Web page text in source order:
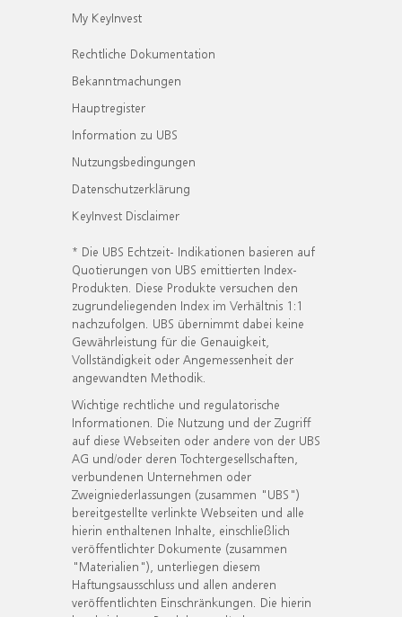
My KeyInvest
Rechtliche Dokumentation
Bekanntmachungen
Hauptregister
Information zu UBS
Nutzungsbedingungen
Datenschutzerklärung
KeyInvest Disclaimer
* Die UBS Echtzeit- Indikationen basieren auf
Quotierungen von UBS emittierten Index-
Produkten. Diese Produkte versuchen den
zugrundeliegenden Index im Verhältnis 1:1
nachzufolgen. UBS übernimmt dabei keine
Gewährleistung für die Genauigkeit,
Vollständigkeit oder Angemessenheit der
angewandten Methodik.
Wichtige rechtliche und regulatorische
Informationen. Die Nutzung und der Zugriff
auf diese Webseiten oder andere von der UBS
AG und/oder deren Tochtergesellschaften,
verbundenen Unternehmen oder
Zweigniederlassungen (zusammen "UBS")
bereitgestellte verlinkte Webseiten und alle
hierin enthaltenen Inhalte, einschließlich
veröffentlichter Dokumente (zusammen
"Materialien"), unterliegen diesem
Haftungsausschluss und allen anderen
veröffentlichten Einschränkungen. Die hierin